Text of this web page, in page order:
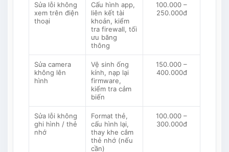
Sửa lỗi không
xem trên điện
thoại
Cấu hình app,
liên kết tài
khoản, kiểm
tra firewall, tối
ưu băng
thông
100.000 –
250.000đ
Sửa camera
không lên
hình
Vệ sinh ống
kính, nạp lại
firmware,
kiểm tra cảm
biến
150.000 –
400.000đ
Sửa lỗi không
ghi hình / thẻ
nhớ
Format thẻ,
cấu hình lại,
thay khe cắm
thẻ nhớ (nếu
cần)
100.000 –
300.000đ